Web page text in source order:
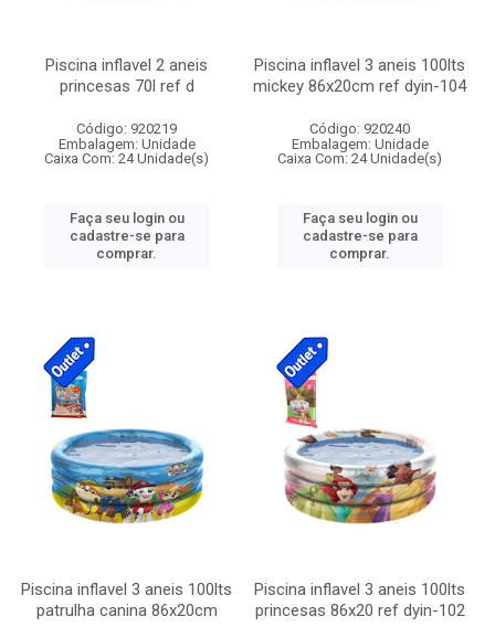
Piscina inflavel 2 aneis
princesas 70l ref d
Código: 920219
Embalagem: Unidade
Caixa Com: 24 Unidade(s)
Faça seu login ou
cadastre-se para
comprar.
Piscina inflavel 3 aneis 100lts
mickey 86x20cm ref dyin-104
Código: 920240
Embalagem: Unidade
Caixa Com: 24 Unidade(s)
Faça seu login ou
cadastre-se para
comprar.
Piscina inflavel 3 aneis 100lts
patrulha canina 86x20cm
Piscina inflavel 3 aneis 100lts
princesas 86x20 ref dyin-102